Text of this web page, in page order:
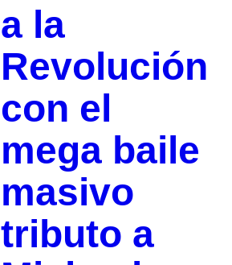
a la
Revolución
con el
mega baile
masivo
tributo a